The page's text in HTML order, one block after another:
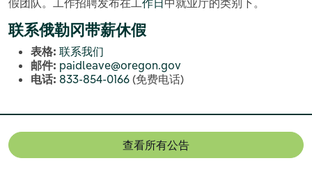
假团队。工作招聘发布在工作日中就业厅的类别下。
联系俄勒冈带薪休假
表格: 联系我们
邮件: paidleave@oregon.gov
电话: 833-854-0166 (免费电话)
查看所有公告